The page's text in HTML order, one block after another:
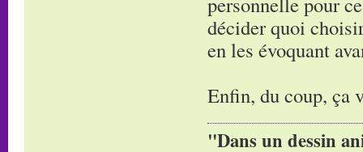
décider quoi
en les évoquant
Enfin, du coup, ça
"Dans un dessin